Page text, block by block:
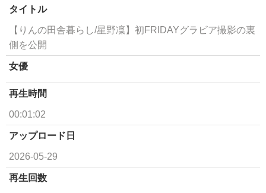
タイトル
【りんの田舎暮らし/星野凜】初FRIDAYグラビア撮影の裏
側を公開
女優
再生時間
00:01:02
アップロード日
2026-05-29
再生回数